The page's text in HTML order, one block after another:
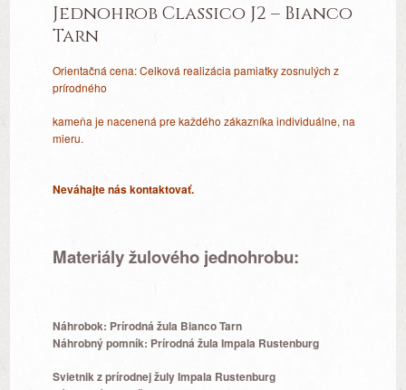
Jednohrob Classico J2 – Bianco
Tarn
Orientačná cena: Celková realizácia pamiatky zosnulých z
prírodného
kameňa je nacenená pre každého zákazníka individuálne, na
mieru.
Neváhajte nás kontaktovať.
Materiály žulového jednohrobu:
Náhrobok: Prírodná žula Bianco Tarn
Náhrobný pomník: Prírodná žula Impala Rustenburg
Svietnik z prírodnej žulyImpala Rustenburg